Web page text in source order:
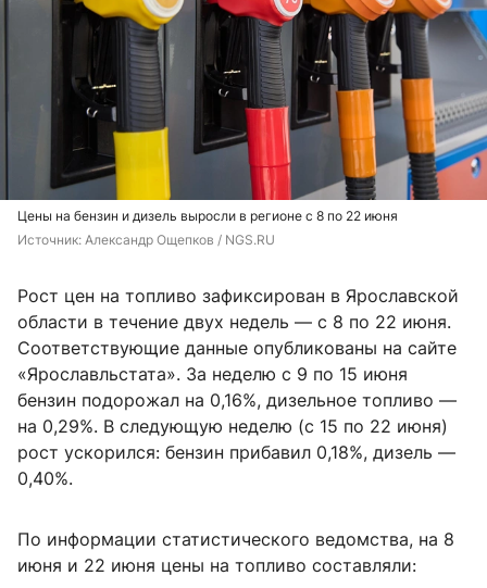
Цены на бензин и дизель выросли в регионе с 8 по 22 июня
Источник: Александр Ощепков / NGS.RU
Рост цен на топливо зафиксирован в Ярославской
области в течение двух недель — с 8 по 22 июня.
Соответствующие данные опубликованы на сайте
«Ярославльстата». За неделю с 9 по 15 июня
бензин подорожал на 0,16%, дизельное топливо —
на 0,29%. В следующую неделю (с 15 по 22 июня)
рост ускорился: бензин прибавил 0,18%, дизель —
0,40%.
По информации статистического ведомства, на 8
июня и 22 июня цены на топливо составляли: